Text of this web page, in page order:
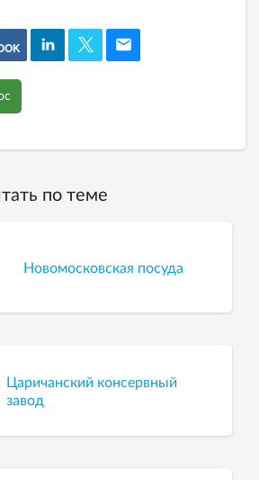
по теме
Новомосковская посуда
Царичанский консервный
завод